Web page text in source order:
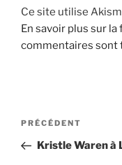
Ce site utilise
En savoir plus sur
commentaires sont
Navigation
l’article
Article
précédent
PRÉCÉDENT
Kristle Waren à